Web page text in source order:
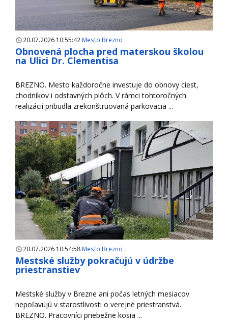
20.07.2026 10:55:42 Mesto Brezno
Obnovená plocha pred materskou školou
na Ulici Dr. Clementisa
BREZNO. Mesto každoročne investuje do obnovy ciest,
chodníkov i odstavných plôch. V rámci tohtoročných
realizácií pribudla zrekonštruovaná parkovacia ...
20.07.2026 10:54:58 Mesto Brezno
Mestské služby pokračujú v údržbe
priestranstiev
Mestské služby v Brezne ani počas letných mesiacov
nepoľavujú v starostlivosti o verejné priestranstvá.
BREZNO. Pracovníci priebežne kosia ...